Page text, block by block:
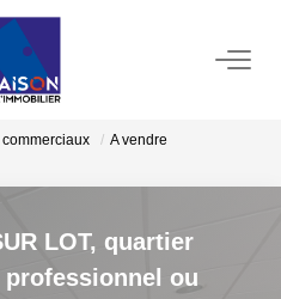
commerciaux
A vendre
LOT, quartier
ou